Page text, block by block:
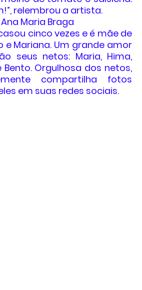
relembrou a artista.
Maria Braga
cinco vezes e é mãe de
e Mariana. Um grande amor
seus netos: Maria, Hima,
Bento. Orgulhosa dos netos,
compartilha fotos
em suas redes sociais.